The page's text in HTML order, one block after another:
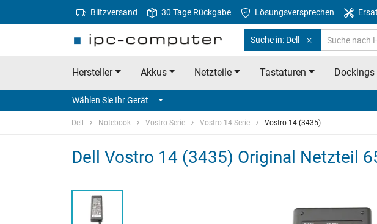
Blitzversand 30 Tage Rückgabe Lösungsversprechen
Suche in: Dell
Hersteller Akkus Netzteile Tastaturen Dockings
Wählen Sie Ihr Gerät
Dell Notebook Vostro Serie Vostro 14 Serie Vostro 14 (3435)
Dell Vostro 14 (3435) Original Netzteil